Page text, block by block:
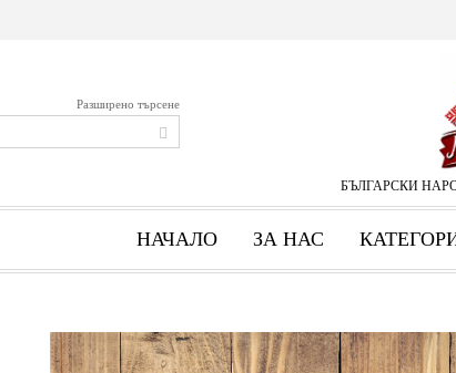
Разширено търсене
БЪЛГАРСКИ
НАЧАЛО ЗА НАС